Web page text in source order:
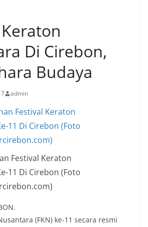
Di Cirebon,
Budaya
admin
Festival Keraton
11 Di Cirebon (Foto
(FKN) ke-11 secara resmi